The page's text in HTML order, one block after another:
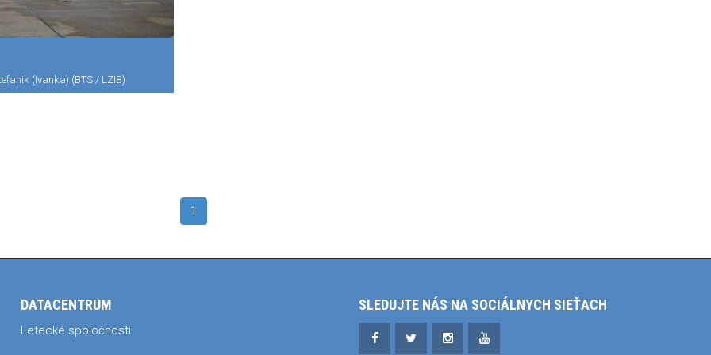
(Ivanka) (BTS / LZIB)
1
DATACENTRUM
Letecké spoločnosti
SLEDUJTE NÁS NA SOCIÁLNYCH SIEŤACH